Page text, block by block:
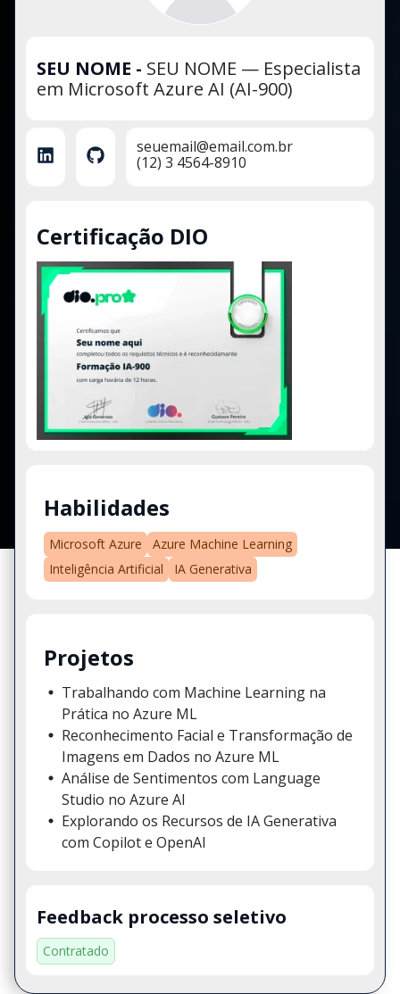
SEU NOME - SEU NOME — Especialista
em Microsoft Azure AI (AI-900)
seuemail@email.com.br
(12) 3 4564-8910
Certificação DIO
Habilidades
Microsoft Azure
Azure Machine Learning
Inteligência Artificial
IA Generativa
Projetos
Trabalhando com Machine Learning na
Prática no Azure ML
Reconhecimento Facial e Transformação de
Imagens em Dados no Azure ML
Análise de Sentimentos com Language
Studio no Azure AI
Explorando os Recursos de IA Generativa
com Copilot e OpenAI
Feedback processo seletivo
Contratado